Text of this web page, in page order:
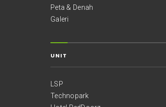
Peta & Denah
Galeri
UNIT
LSP
Technopark